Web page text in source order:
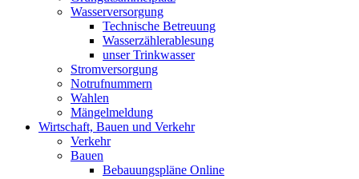
Wasserversorgung
Technische Betreuung
Wasserzählerablesung
unser Trinkwasser
Stromversorgung
Notrufnummern
Wahlen
Mängelmeldung
Wirtschaft, Bauen und Verkehr
Verkehr
Bauen
Bebauungspläne Online